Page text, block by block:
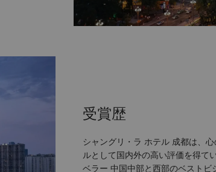
ケリ
ます。ま
ニング
からは、
ます。
はダブ
ルの温水
受賞歴
シャングリ・ラ ホテル 成都は、
ルとして国内外の高い評価を得ています。 ベストビジネスホテル
ベラー 中国中部と西部のベストビジネスホテル、TTG （2017～2018年） ベ